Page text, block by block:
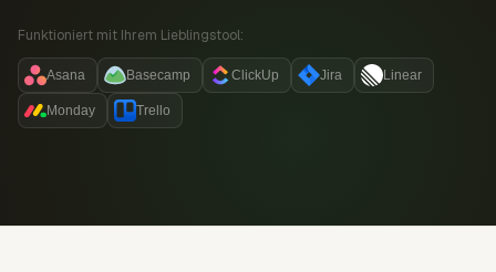
Funktioniert mit Ihrem Lieblingstool:
Asana Basecamp ClickUp Jira Linear
Monday Trello